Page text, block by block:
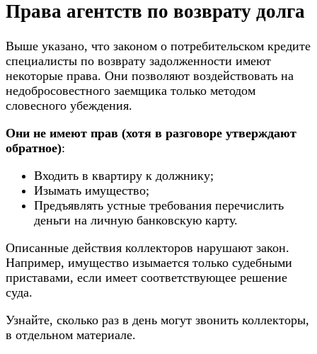
Права агентств по возврату долга
Выше указано, что законом о потребительском кредите
специалисты по возврату задолженности имеют
некоторые права. Они позволяют воздействовать на
недобросовестного заемщика только методом
словесного убеждения.
Они не имеют прав (хотя в разговоре утверждают
обратное):
Входить в квартиру к должнику;
Изымать имущество;
Предъявлять устные требования перечислить
деньги на личную банковскую карту.
Описанные действия коллекторов нарушают закон.
Например, имущество изымается только судебными
приставами, если имеет соответствующее решение
суда.
Узнайте, сколько раз в день могут звонить коллекторы,
в отдельном материале.